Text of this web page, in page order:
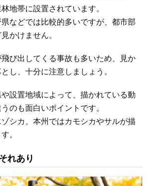
地帯に設置されています。
などでは比較的多いですが、都市部
かけません。
び出してくる事故も多いため、見か
し、十分に注意しましょう。
設置地域によって、描かれている動
のも面白いポイントです。
シカ、本州ではカモシカやサルが描
。
れあり